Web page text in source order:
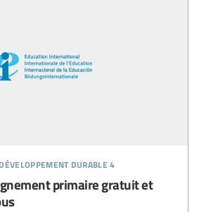
durable 4
primaire gratuit et